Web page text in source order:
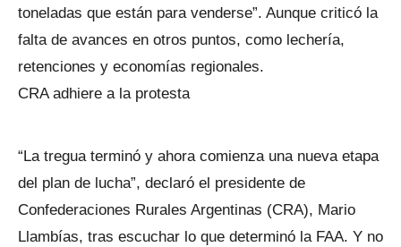
toneladas que están para venderse”. Aunque criticó la
falta de avances en otros puntos, como lechería,
retenciones y economías regionales.
CRA adhiere a la protesta
“La tregua terminó y ahora comienza una nueva etapa
del plan de lucha”, declaró el presidente de
Confederaciones Rurales Argentinas (CRA), Mario
Llambías, tras escuchar lo que determinó la FAA. Y no